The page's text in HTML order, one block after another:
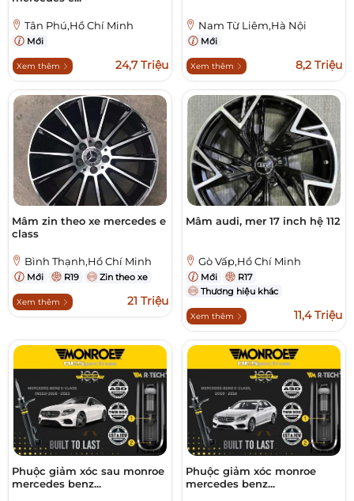
Tân Phú,Hồ Chí Minh
Mới
Xem thêm 24,7 Triệu
Nam Từ Liêm,Hà Nội
Mới
Xem thêm 8,2 Triệu
Mâm zin theo xe mercedes e
class
Bình Thạnh,Hồ Chí Minh
Mới R19 Zin theo xe
Xem thêm 21 Triệu
Mâm audi, mer 17 inch hệ 112
Gò Vấp,Hồ Chí Minh
Mới
R17
Thương hiệu khác
Xem thêm 11,4 Triệu
Phuộc giảm xóc sau monroe
mercedes benz...
Phuộc giảm xóc monroe
mercedes benz...